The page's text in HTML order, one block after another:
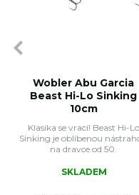
Wobler Abu Garcia
Beast Hi-Lo Sinking
10cm
Klasika se vrací! Beast Hi-Lo
Sinking je oblíbenou
na dravce od 50.
SKLADEM